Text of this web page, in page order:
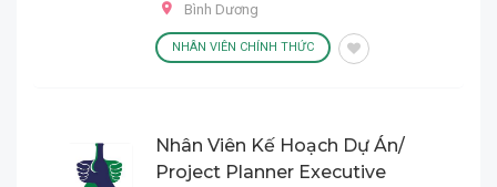
Bình Dương
NHÂN VIÊN CHÍNH THỨC
Nhân Viên Kế Hoạch Dự Án/
Project Planner Executive